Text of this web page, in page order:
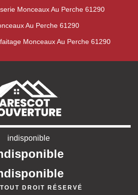
Monceaux Au Perche 61290
Au Perche 61290
Monceaux Au Perche 61290
indisponible
DROIT RÉSERVÉ